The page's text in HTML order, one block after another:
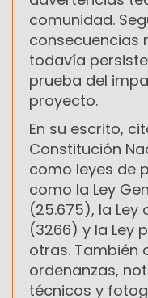
comunidad.
consecuencias
todavía
prueba del
proyecto.
En su escrito,
Constitución
como leyes de
como la Ley
(25.675), la
(3266) y la Ley
otras. También
ordenanzas,
técnicos y